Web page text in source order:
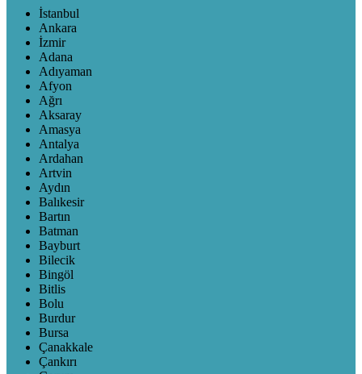
İstanbul
Ankara
İzmir
Adana
Adıyaman
Afyon
Ağrı
Aksaray
Amasya
Antalya
Ardahan
Artvin
Aydın
Balıkesir
Bartın
Batman
Bayburt
Bilecik
Bingöl
Bitlis
Bolu
Burdur
Bursa
Çanakkale
Çankırı